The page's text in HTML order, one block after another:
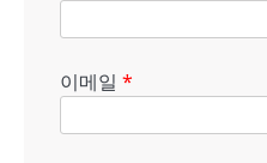
이메일 *